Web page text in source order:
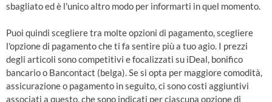
sbagliato ed è l'unico altro modo per informarti in quel momento.
Puoi quindi scegliere tra molte opzioni di pagamento, scegliere
l'opzione di pagamento che ti fa sentire più a tuo agio. I prezzi
degli articoli sono competitivi e focalizzati su iDeal, bonifico
bancario o Bancontact (belga). Se si opta per maggiore comodità,
assicurazione o pagamento in seguito, ci sono costi aggiuntivi
associati a questo, che sono indicati per ciascuna opzione di